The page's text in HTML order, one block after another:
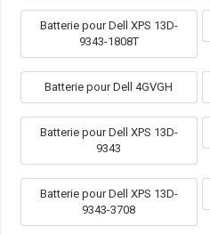
Batterie pour Dell XPS 13D-
9343-1808T
Batterie pour Dell 4GVGH
Batterie pour Dell XPS 13D-
9343
Batterie pour Dell XPS 13D-
9343-3708